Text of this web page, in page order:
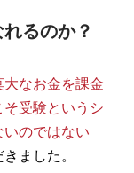
るのか？
大なお金を課金
受験というシ
いのではない
ました。